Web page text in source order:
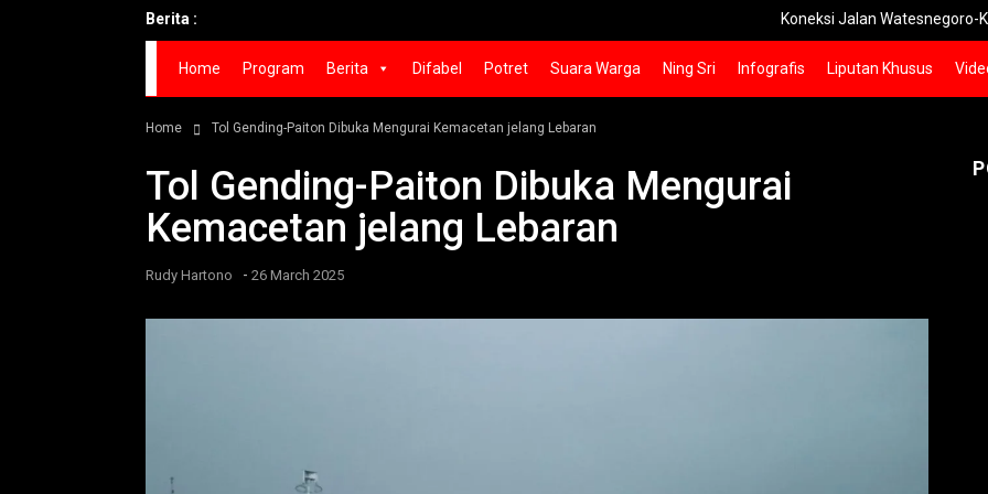
Berita : Koneksi Jalan Watesnegoro-
Home Program Berita Difabel Potret Suara Warga Ning Sri Infografis Liputan Khusus
Home Tol Gending-Paiton Dibuka Mengurai Kemacetan jelang Lebaran
Tol Gending-Paiton Dibuka Mengurai
Kemacetan jelang Lebaran
Rudy Hartono - 26 March 2025